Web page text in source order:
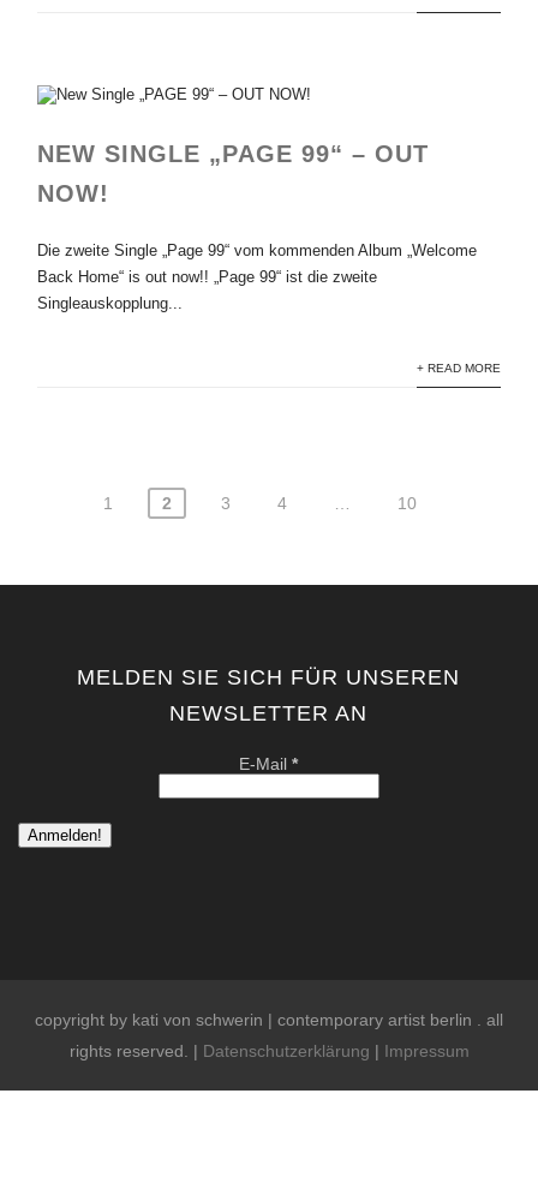
NEW SINGLE „PAGE 99“ – OUT
NOW!
Die zweite Single „Page 99“ vom kommenden Album „Welcome
Back Home“ is out now!! „Page 99“ ist die zweite
Singleauskopplung...
+ READ MORE
Seitennummerierung
Beiträge
1 2 3 4 10
MELDEN SIE SICH FÜR UNSEREN
NEWSLETTER AN
E-Mail*
copyright by kati von schwerin | contemporary artist berlin . all
rights reserved. | Datenschutzerklärung | Impressum